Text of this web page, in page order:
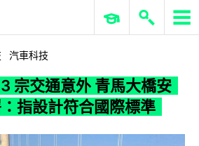
ERP 與商業 AI
汽車科技
宗交通意外 青馬大橋安
指設計符合國際標準